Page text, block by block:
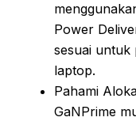
Power
sesuai untuk
laptop.
Pahami
GaNPrime